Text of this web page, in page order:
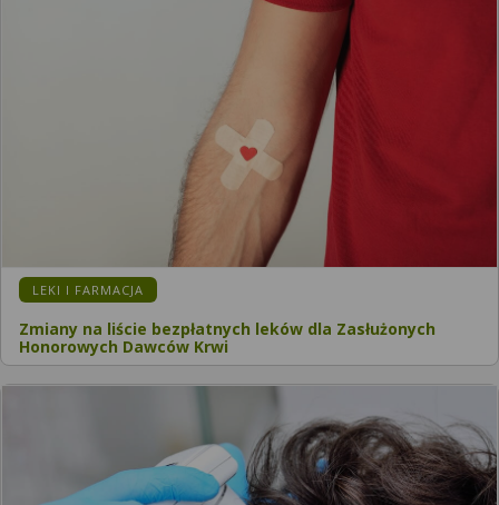
LEKI I FARMACJA
Zmiany na liście bezpłatnych leków dla Zasłużonych
Honorowych Dawców Krwi